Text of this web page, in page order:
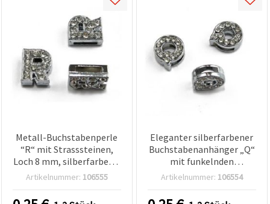
Metall-Buchstabenperle
“R“ mit Strasssteinen,
Loch 8 mm, silberfarben –
Schmuckzubehör zum
Artikelnummer: 106555
Eleganter silberfarbener
Buchstabenanhänger „Q“
mit funkelnden
Strasssteinen, 8-mm-
Schmuckzubehör
Artikelnummer: 106554